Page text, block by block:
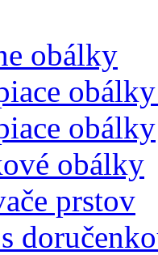
obálky
obálky
obálky
prstov